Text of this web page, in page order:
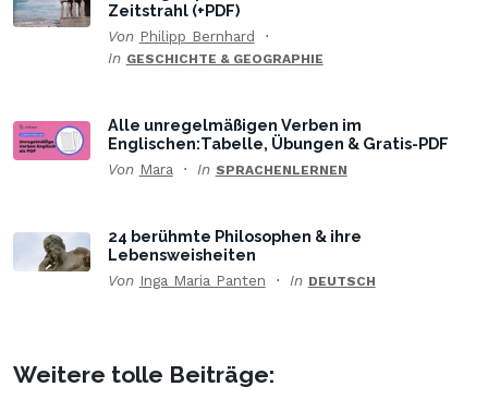
Zeitstrahl (+PDF)
Von Philipp Bernhard
In GESCHICHTE & GEOGRAPHIE
Alle unregelmäßigen Verben im
Englischen:Tabelle, Übungen & Gratis-PDF
Von Mara In SPRACHENLERNEN
24 berühmte Philosophen & ihre
Lebensweisheiten
Von Inga Maria Panten In DEUTSCH
Weitere tolle Beiträge: